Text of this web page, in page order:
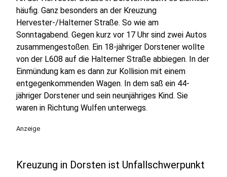
häufig. Ganz besonders an der Kreuzung
Hervester-/Halterner Straße. So wie am
Sonntagabend. Gegen kurz vor 17 Uhr sind zwei Autos
zusammengestoßen. Ein 18-jähriger Dorstener wollte
von der L608 auf die Halterner Straße abbiegen. In der
Einmündung kam es dann zur Kollision mit einem
entgegenkommenden Wagen. In dem saß ein 44-
jähriger Dorstener und sein neunjähriges Kind. Sie
waren in Richtung Wulfen unterwegs.
Anzeige
Kreuzung in Dorsten ist Unfallschwerpunkt